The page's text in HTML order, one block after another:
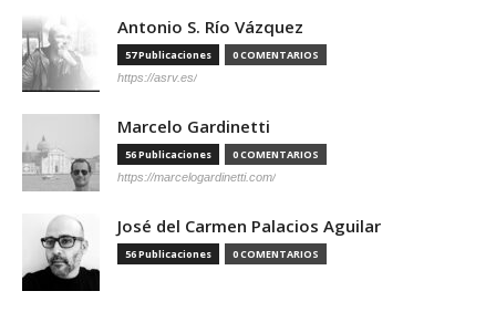
Antonio S. Río Vázquez
57 Publicaciones 0 COMENTARIOS
https://asrv.es/
Marcelo Gardinetti
56 Publicaciones 0 COMENTARIOS
https://marcelogardinetti.com/
José del Carmen Palacios Aguilar
56 Publicaciones 0 COMENTARIOS